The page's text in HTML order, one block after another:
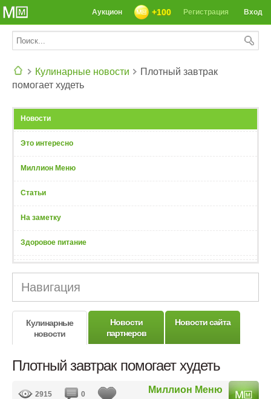
Вход
Регистрация
+100
Аукцион
Кулинарные новости
Плотный завтрак
помогает худеть
Новости
Это интересно
Миллион Меню
Статьи
На заметку
Здоровое питание
Навигация
Кулинарные
новости
Новости
партнеров
Новости сайта
Плотный завтрак помогает худеть
Миллион Меню
2915 0